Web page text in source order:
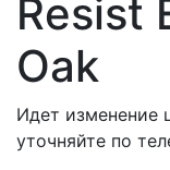
Resist
Oak
Идет изменение
уточняйте по